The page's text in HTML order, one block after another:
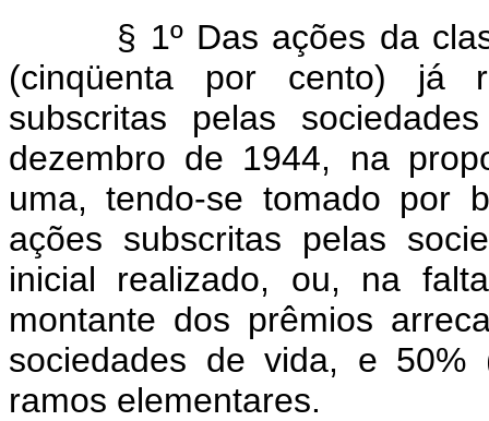
§ 1º Das ações da
(cinqüenta por cento) já
subscritas pelas
dezembro de 1944, na
uma, tendo-se tomado por
ações subscritas pelas
inicial realizado, ou, na
montante dos prêmios
sociedades de vida, e
ramos elementares.